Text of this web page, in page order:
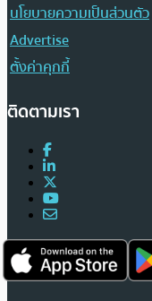
นโยบายความเป็นส่วนตัว
Advertise
ตั้งค่าคุกกี้
ติดตามเรา